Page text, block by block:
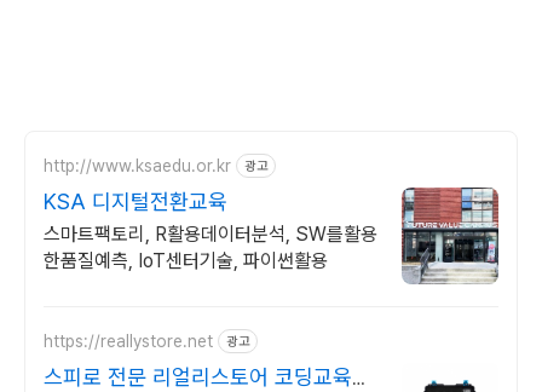
http://www.ksaedu.or.kr 광고
KSA 디지털전환교육
스마트팩토리, R활용데이터분석, SW를활용
한품질예측, IoT센터기술, 파이썬활용
https://reallystore.net 광고
스피로 전문 리얼리스토어 코딩교육을